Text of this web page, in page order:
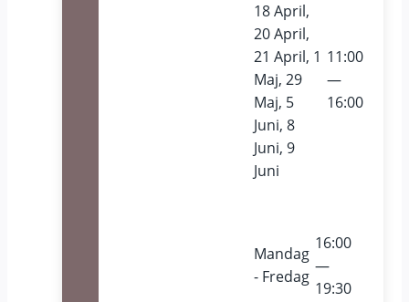
18 April,
20 April,
21 April, 1
Maj, 29
Maj, 5
Juni, 8
Juni, 9
Juni
11:00
—
16:00
Mandag
- Fredag
16:00
—
19:30